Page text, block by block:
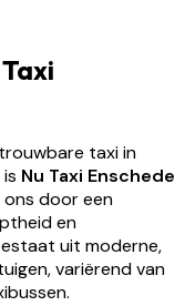
taxi in
Nu Taxi Enschede
ons door een
en
uit moderne,
variërend van